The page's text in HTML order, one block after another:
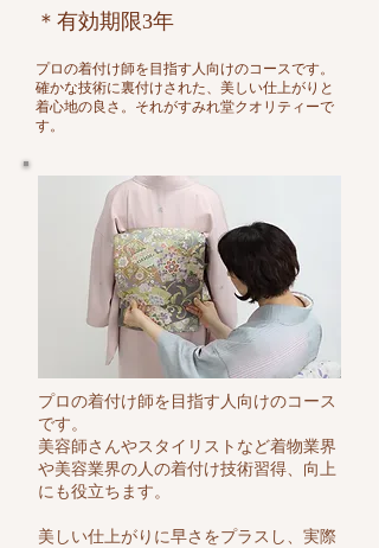
＊有効期限3年
​
プロの着付け師を目指す人向けのコースです。
​確かな技術に裏付けされた、美しい仕上がりと
着心地の良さ。 それがすみれ堂クオリティーで
す。
プロの着付け師を目指す人向けのコース
です。
美容師さんやスタイリストなど着物業界
や美容業界の人の着付け技術習得、向上
にも役立ちます。
美しい仕上がりに早さをプラスし、実際